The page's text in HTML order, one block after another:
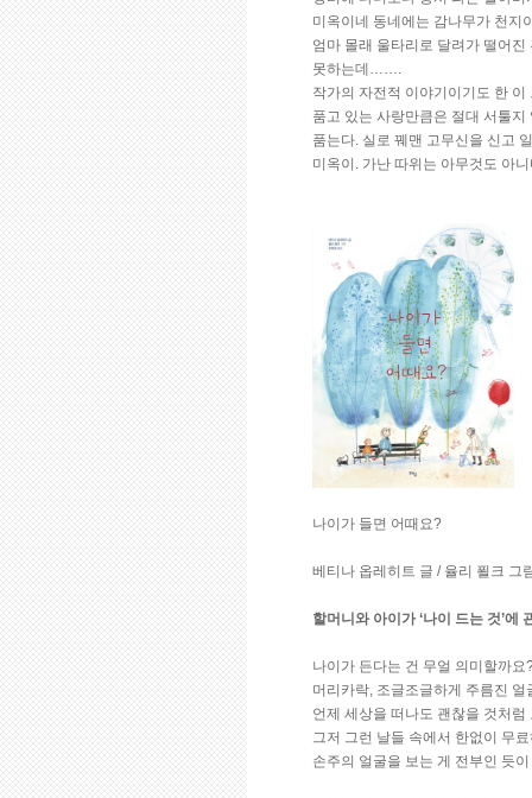
미옥이네 동네에는 감나무가 천지
엄마 몰래 울타리로 달려가 떨어
못하는데…….
작가의 자전적 이야기이기도 한
품고 있는 사랑만큼은 절대 서툴
품는다. 실로 꿰맨 고무신을 신고
미옥이. 가난 따위는 아무것도 아
나이가 들면 어때요?
베티나 옵레히트 글 / 율리 푈크 그
할머니와 아이가 ‘나이 드는 것’
나이가 든다는 건 무얼 의미할까
머리카락, 조글조글하게 주름진
언제 세상을 떠나도 괜찮을 것처
그저 그런 날들 속에서 한없이 무
손주의 얼굴을 보는 게 전부인 듯